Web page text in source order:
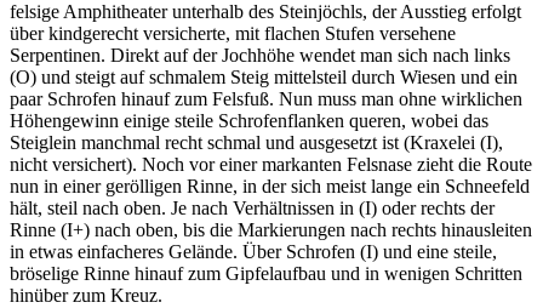
felsige Amphitheater unterhalb des Steinjöchls, der Ausstieg erfolgt
über kindgerecht versicherte, mit flachen Stufen versehene
Serpentinen. Direkt auf der Jochhöhe wendet man sich nach links
(O) und steigt auf schmalem Steig mittelsteil durch Wiesen und ein
paar Schrofen hinauf zum Felsfuß. Nun muss man ohne wirklichen
Höhengewinn einige steile Schrofenflanken queren, wobei das
Steiglein manchmal recht schmal und ausgesetzt ist (Kraxelei (I),
nicht versichert). Noch vor einer markanten Felsnase zieht die Route
nun in einer gerölligen Rinne, in der sich meist lange ein Schneefeld
hält, steil nach oben. Je nach Verhältnissen in (I) oder rechts der
Rinne (I+) nach oben, bis die Markierungen nach rechts hinausleiten
in etwas einfacheres Gelände. Über Schrofen (I) und eine steile,
bröselige Rinne hinauf zum Gipfelaufbau und in wenigen Schritten
hinüber zum Kreuz.